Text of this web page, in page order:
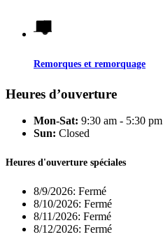
Remorques et remorquage
Heures d’ouverture
Mon-Sat: 9:30 am - 5:30 pm
Sun: Closed
Heures d'ouverture spéciales
8/9/2026: Fermé
8/10/2026: Fermé
8/11/2026: Fermé
8/12/2026: Fermé